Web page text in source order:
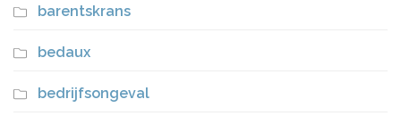
barentskrans
bedaux
bedrijfsongeval